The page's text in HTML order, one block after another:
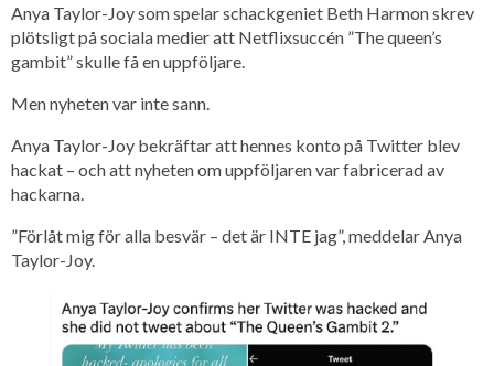
Anya Taylor-Joy som spelar schackgeniet Beth Harmon skrev
plötsligt på sociala medier att Netflixsuccén ”The queen’s
gambit” skulle få en uppföljare.
Men nyheten var inte sann.
Anya Taylor-Joy bekräftar att hennes konto på Twitter blev
hackat – och att nyheten om uppföljaren var fabricerad av
hackarna.
”Förlåt mig för alla besvär – det är INTE jag”, meddelar Anya
Taylor-Joy.